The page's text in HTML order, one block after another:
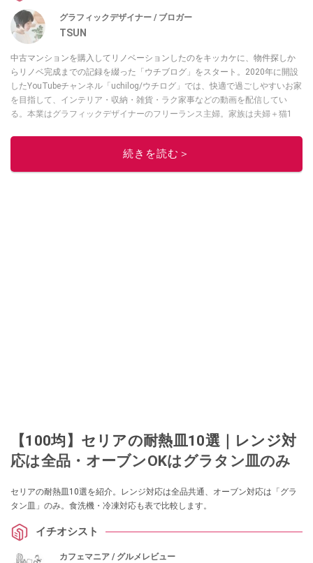
グラフィックデザイナー / ブロガー
TSUN
中古マンションを購入してリノベーションしたのをキッカケに、物件探しか
らリノベ完成までの記録を綴った「ウチブログ」をスタート。2020年に開設
したYouTubeチャンネル「uchilog/ウチログ」では、快適で過ごしやすいお家
を目指して、インテリア・収納・雑貨・ラク家事などの動画を配信してい
る。本業はグラフィックデザイナーのフリーランス主婦。家族は夫婦＋猫1
ノベ人気事例1位
続きを読む＞
【100均】セリアの耐熱皿10選｜レンジ対
応は全品・オーブンOKはグラタン皿のみ
セリアの耐熱皿10選を紹介。レンジ対応は全品共通、オーブン対応は「グラ
タン皿」のみ。食洗機・冷凍対応も表で比較します。
イチオシスト
カフェマニア / グルメレビュー